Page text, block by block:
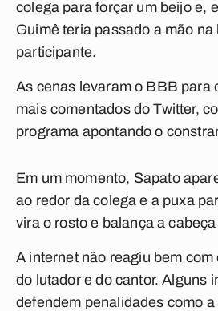
colega para forçar um beijo e,
Guimê teria passado a mão na
participante.
As cenas levaram o BBB para
mais comentados do Twitter,
programa apontando o
Em um momento, Sapato
ao redor da colega e a puxa
vira o rosto e balança a
A internet não reagiu bem
do lutador e do cantor. Alguns
defendem penalidades como